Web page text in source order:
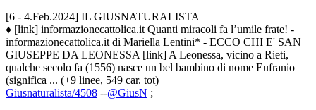
[6 - 4.Feb.2024] IL GIUSNATURALISTA
♦ [link] informazionecattolica.it Quanti miracoli fa l’umile frate! -
informazionecattolica.it di Mariella Lentini* - ECCO CHI E' SAN
GIUSEPPE DA LEONESSA [link] A Leonessa, vicino a Rieti,
qualche secolo fa (1556) nasce un bel bambino di nome Eufranio
(significa ... (+9 linee, 549 car. tot)
Giusnaturalista/4508 --@GiusN ;